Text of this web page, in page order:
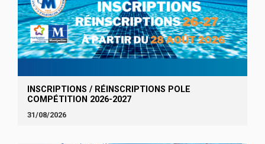
INSCRIPTIONS / RÉINSCRIPTIONS POLE
COMPÉTITION 2026-2027
31/08/2026